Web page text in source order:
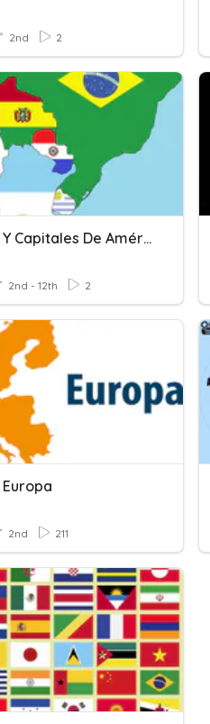
2nd 2
Banderas Y Capitales De América Del Sur
2nd - 12th 2
Europa
2nd 211